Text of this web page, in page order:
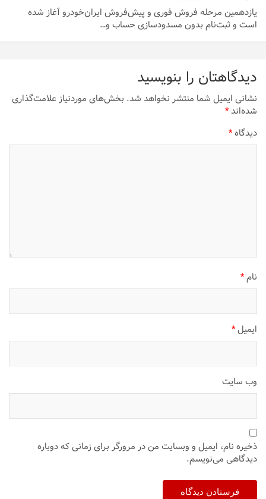
یازدهمین مرحله فروش فوری و پیش‌فروش ایران‌خودرو آغاز شده
است و ثبت‌نام بدون مسدودسازی حساب و…
دیدگاهتان را بنویسید
نشانی ایمیل شما منتشر نخواهد شد.بخش‌های موردنیاز علامت‌گذاری
شده‌اند*
دیدگاه*
نام*
ایمیل*
وب‌ سایت
ذخیره نام، ایمیل و وبسایت من در مرورگر برای زمانی که دوباره
دیدگاهی می‌نویسم.